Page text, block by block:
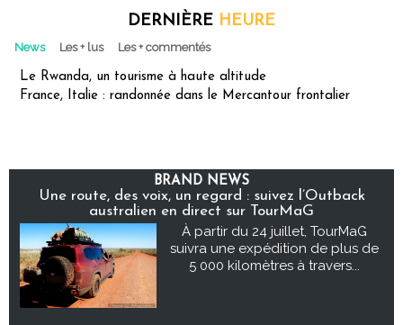
DERNIÈRE HEURE
News Les + lus Les + commentés
Le Rwanda, un tourisme à haute altitude
France, Italie : randonnée dans le Mercantour frontalier
BRAND NEWS
Une route, des voix, un regard : suivez l’Outback
australien en direct sur TourMaG
À partir du 24 juillet, TourMaG
suivra une expédition de plus de
5 000 kilomètres à travers...